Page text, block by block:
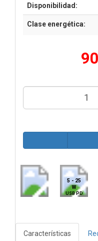
Disponibilidad:
Clase energética:
5 - 25
W
USB PD
Características